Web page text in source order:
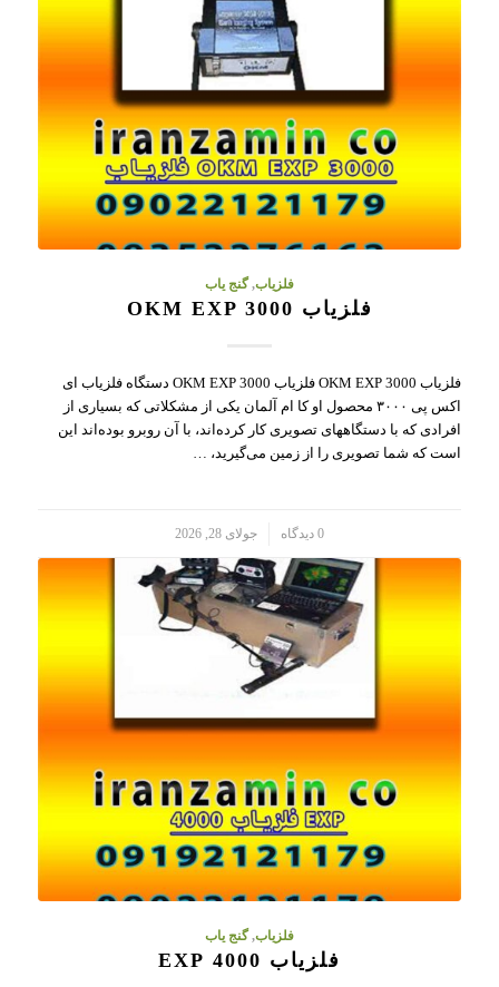
فلزیاب, گنج یاب
فلزیاب OKM EXP 3000
فلزیاب OKM EXP 3000 فلزیاب OKM EXP 3000 دستگاه فلزیاب ای
اکس پی ۳۰۰۰ محصول او کا ام آلمان یکی از مشکلاتی که بسیاری از
افرادی که با دستگاههای تصویری کار کرده‌اند، با آن روبرو بوده‌اند این
است که شما تصویری را از زمین می‌گیرید، …
0 دیدگاه جولای 28, 2026
فلزیاب, گنج یاب
فلزیاب 4000 EXP